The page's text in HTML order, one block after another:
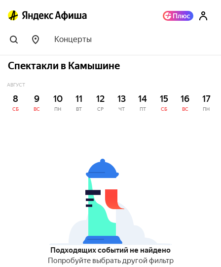
Концерты
Спектакли в Камышине
АВГУСТ
8
СБ
9
ВС
10
ПН
11
ВТ
12
СР
13
ЧТ
14
ПТ
15
СБ
16
ВС
17
ПН
Подходящих событий не найдено
Попробуйте выбрать другой фильтр